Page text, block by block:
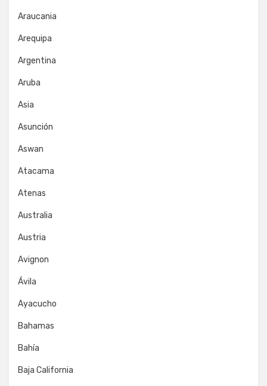
Araucania
Arequipa
Argentina
Aruba
Asia
Asunción
Aswan
Atacama
Atenas
Australia
Austria
Avignon
Ávila
Ayacucho
Bahamas
Bahía
Baja California